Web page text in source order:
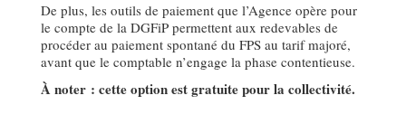
De plus, les outils de paiement que l’Agence opère pour
le compte de la DGFiP permettent aux redevables de
procéder au paiement spontané du FPS au tarif majoré,
avant que le comptable n’engage la phase contentieuse.
À noter : cette option est gratuite pour la collectivité.